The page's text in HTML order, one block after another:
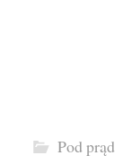
Pod prąd